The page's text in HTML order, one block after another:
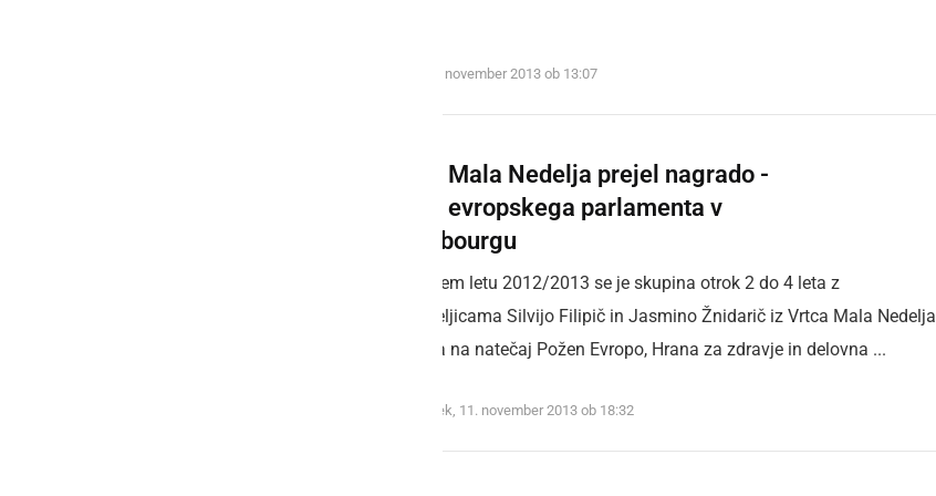
torek, 19. november 2013 ob 13:07
Vrtec Mala Nedelja prejel nagrado -
obisk evropskega parlamenta v
Strasbourgu
V šolskem letu 2012/2013 se je skupina otrok 2 do 4 leta z
vzgojiteljicama Silvijo Filipič in Jasmino Žnidarič iz Vrtca Mala Nedelja
prijavila na natečaj Požen Evropo, Hrana za zdravje in delovna ...
ponedeljek, 11. november 2013 ob 18:32